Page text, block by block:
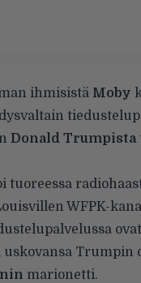
ihmisistä Moby
Donald Trumpista
tuoreessa
WFPK-
uskovansa Trumpin
marionetti.